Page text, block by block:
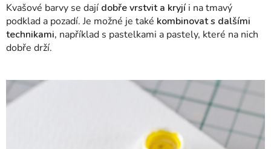
Kvašové barvy se dají dobře vrstvit a kryjíi na tmavý
podklad a pozadí. Je možné je také kombinovat s dalšími
technikami, například s pastelkami a pastely, které na nich
dobře drží.